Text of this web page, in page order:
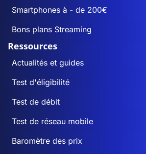
Smartphones à - de 200€
Bons plans Streaming
Ressources
Actualités et guides
Test d'éligibilité
Test de débit
Test de réseau mobile
Baromètre des prix